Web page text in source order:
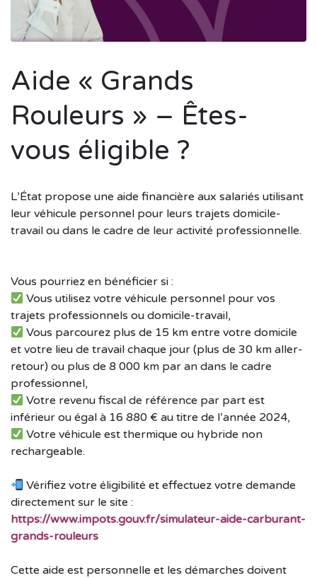
Aide « Grands
Rouleurs » – Êtes-
vous éligible ?
L’État propose une aide financière aux salariés utilisant
leur véhicule personnel pour leurs trajets domicile-
travail ou dans le cadre de leur activité professionnelle.
Vous pourriez en bénéficier si :
Vous utilisez votre véhicule personnel pour vos
trajets professionnels ou domicile-travail,
Vous parcourez plus de 15 km entre votre domicile
et votre lieu de travail chaque jour (plus de 30 km aller-
retour) ou plus de 8 000 km par an dans le cadre
professionnel,
Votre revenu fiscal de référence par part est
inférieur ou égal à 16 880 € au titre de l’année 2024,
Votre véhicule est thermique ou hybride non
rechargeable.
Vérifiez votre éligibilité et effectuez votre demande
directement sur le site :
https://www.impots.gouv.fr/simulateur-aide-carburant-
grands-rouleurs
Cette aide est personnelle et les démarches doivent